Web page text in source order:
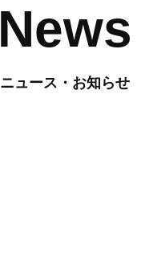
News
ニュース・お知らせ